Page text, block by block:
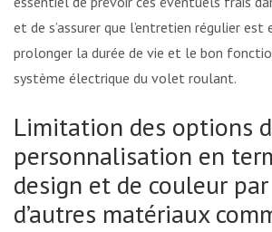
et de s’assurer que l’entretien régulier
prolonger la durée de vie et le bon
système électrique du volet roulant.
Limitation des options
personnalisation en
design et de couleur
d’autres matériaux